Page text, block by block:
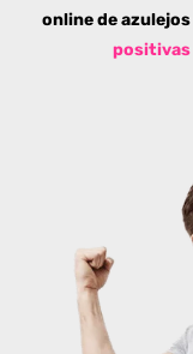
online de azulejos
positivas